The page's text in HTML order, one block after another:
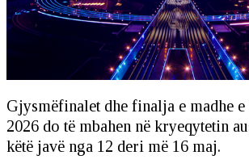
Gjysmëfinalet dhe finalja e madhe
2026 do të mbahen në kryeqytetin
këtë javë nga 12 deri më 16 maj.